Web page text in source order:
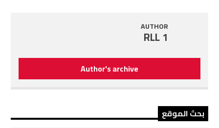
AUTHOR
RLL 1
Author's archive
بحث الموقع